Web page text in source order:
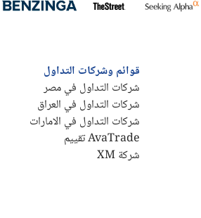
قوائم وشركات التداول
شركات التداول في مصر
شركات التداول في العراق
شركات التداول في الامارات
AvaTrade تقييم
شركة XM